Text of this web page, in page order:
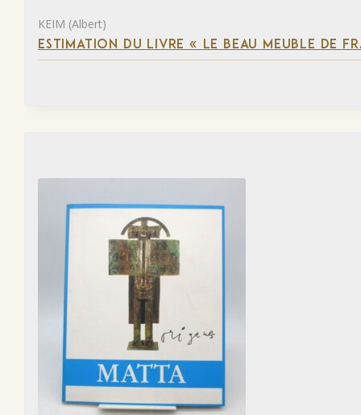
KEIM (Albert)
ESTIMATION DU LIVRE « LE BEAU MEUBLE DE